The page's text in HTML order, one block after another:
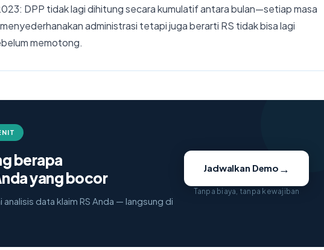
DPP tidak lagi dihitung secara kumulatif antara bulan—setiap masa
administrasi tetapi juga berarti RS tidak bisa lagi
memotong.
berapa
yang bocor
data klaim RS Anda — langsung di
Jadwalkan Demo →
Tanpa biaya, tanpa kewajiban